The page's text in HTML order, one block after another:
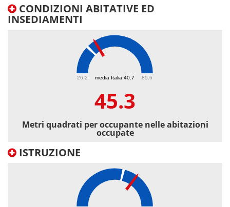
CONDIZIONI ABITATIVE ED
INSEDIAMENTI
media Italia 40.7
26.2 85.6
45.3
Metri quadrati per occupante nelle abitazioni
occupate
ISTRUZIONE